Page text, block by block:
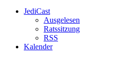
JediCast
Ausgelesen
Ratssitzung
RSS
Kalender